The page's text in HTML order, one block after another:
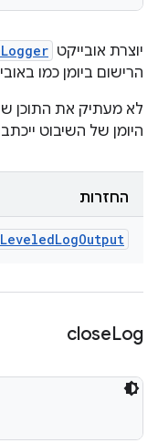
יוצרת אובייקט
הרישום ביומן כמו
לא מעתיק את התוכן של
היומן של השיבוט
החזרות
LogOutput
closeLog